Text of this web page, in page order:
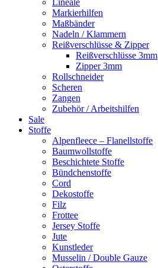
Lineale
Markierhilfen
Maßbänder
Nadeln / Klammern
Reißverschlüsse & Zipper
Reißverschlüsse 3mm
Zipper 3mm
Rollschneider
Scheren
Zangen
Zubehör / Arbeitshilfen
Sale
Stoffe
Alpenfleece – Flanellstoffe
Baumwollstoffe
Beschichtete Stoffe
Bündchenstoffe
Cord
Dekostoffe
Filz
Frottee
Jersey Stoffe
Jute
Kunstleder
Musselin / Double Gauze